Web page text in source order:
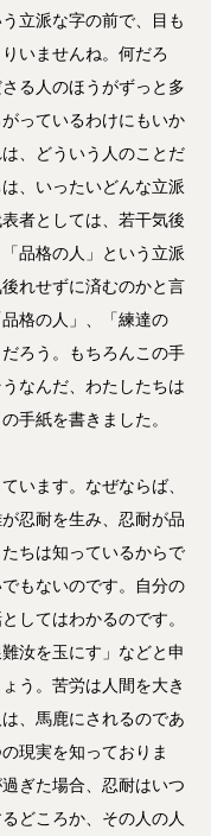
立派な字の前で、目も
いませんね。何だろ
る人のほうがずっと多
っているわけにもいか
、どういう人のことだ
、いったいどんな立派
者としては、若干気後
品格の人」という立派
れせずに済むのかと言
格の人」、「練達の
ろう。もちろんこの手
なんだ、わたしたちは
手紙を書きました。
います。なぜならば、
忍耐を生み、忍耐が品
ちは知っているからで
もないのです。自分の
してはわかるのです。
汝を玉にす」などと申
う。苦労は人間を大き
、馬鹿にされるのであ
現実を知っておりま
ぎた場合、忍耐はいつ
どころか、その人の人